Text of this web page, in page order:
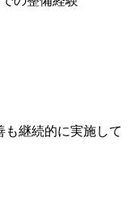
も継続的に実施して